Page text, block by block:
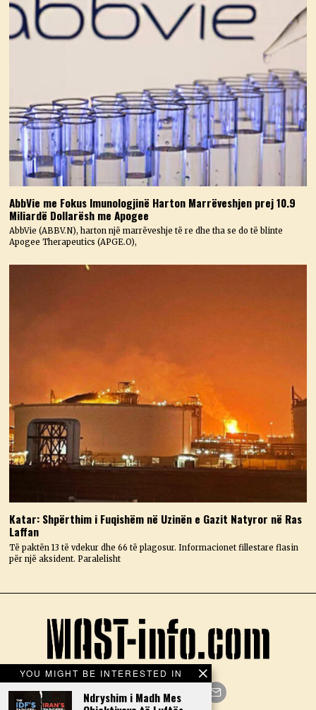
AbbVie me Fokus Imunologjinë Harton Marrëveshjen prej 10.9
Miliardë Dollarësh me Apogee
AbbVie (ABBV.N), harton një marrëveshje të re dhe tha se do të blinte
Apogee Therapeutics (APGE.O),
Katar: Shpërthim i Fuqishëm në Uzinën e Gazit Natyror në Ras
Laffan
Të paktën 13 të vdekur dhe 66 të plagosur. Informacionet fillestare flasin
për një aksident. Paralelisht
YOU MIGHT BE INTERESTED IN
Ndryshim i Madh Mes